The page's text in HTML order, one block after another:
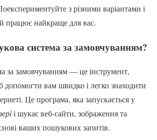
з різними варіантами і
працює найкраще для вас.
система за замовчуванням?
за замовчуванням — це інструмент,
вам швидко і легко знаходити
Це програма, яка запускається у
і шукає веб-сайти, зображення та
ваших пошукових запитів.